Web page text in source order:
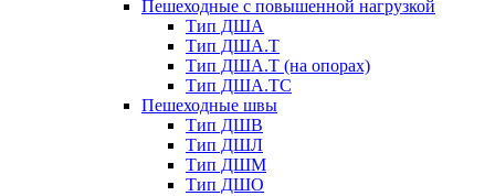
Пешеходные с повышенной нагрузкой
Тип ДША
Тип ДША.Т
Тип ДША.Т (на опорах)
Тип ДША.ТС
Пешеходные швы
Тип ДШВ
Тип ДШЛ
Тип ДШМ
Тип ДШО